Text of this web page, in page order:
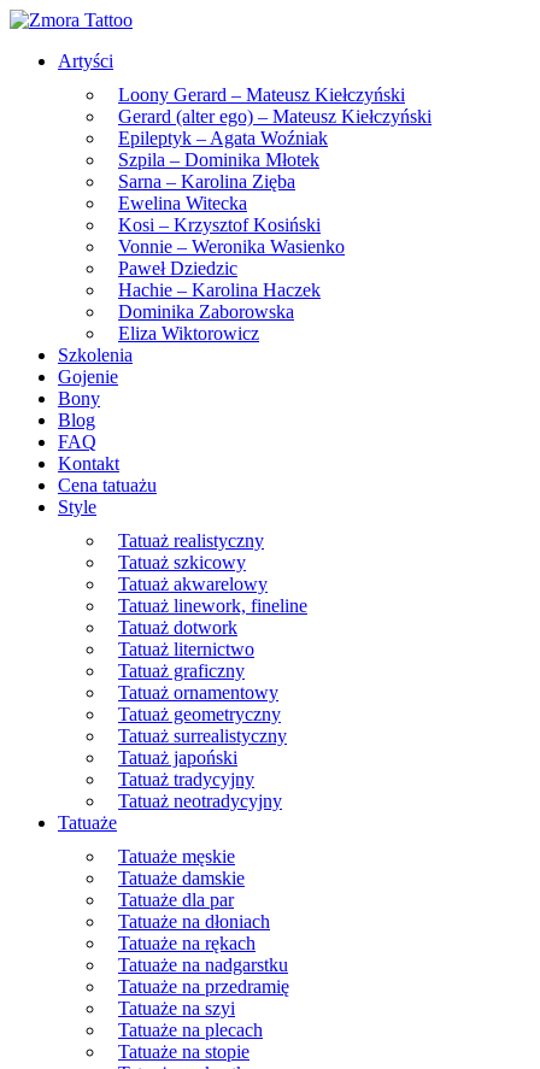
Skip
Artyści
Loony Gerard – Mateusz Kiełczyński
Gerard (alter ego) – Mateusz Kiełczyński
Epileptyk – Agata Woźniak
Szpila – Dominika Młotek
Sarna – Karolina Zięba
Ewelina Witecka
Kosi – Krzysztof Kosiński
Vonnie – Weronika Wasienko
Paweł Dziedzic
Hachie – Karolina Haczek
Dominika Zaborowska
Eliza Wiktorowicz
Szkolenia
Gojenie
Bony
Blog
FAQ
Kontakt
Cena tatuażu
Style
Tatuaż realistyczny
Tatuaż szkicowy
Tatuaż akwarelowy
Tatuaż linework, fineline
Tatuaż dotwork
Tatuaż liternictwo
Tatuaż graficzny
Tatuaż ornamentowy
Tatuaż geometryczny
Tatuaż surrealistyczny
Tatuaż japoński
Tatuaż tradycyjny
Tatuaż neotradycyjny
Tatuaże
Tatuaże męskie
Tatuaże damskie
Tatuaże dla par
Tatuaże na dłoniach
Tatuaże na rękach
Tatuaże na nadgarstku
Tatuaże na przedramię
Tatuaże na szyi
Tatuaże na plecach
Tatuaże na stopie